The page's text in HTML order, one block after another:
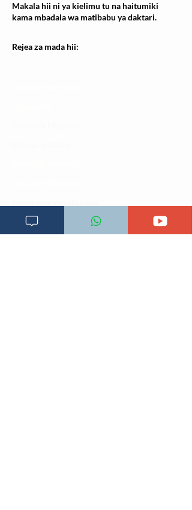
Makala hii ni ya kielimu tu na haitumiki
kama mbadala wa matibabu ya daktari.
Rejea za mada hii:
Kuhusu ULY CLINIC